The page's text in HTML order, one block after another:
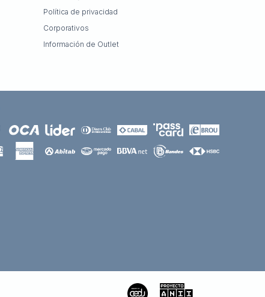
Política de privacidad
Corporativos
Información de Outlet